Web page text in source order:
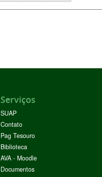
Serviços
SUAP
Contato
Pag Tesouro
Biblioteca
AVA - Moodle
Documentos